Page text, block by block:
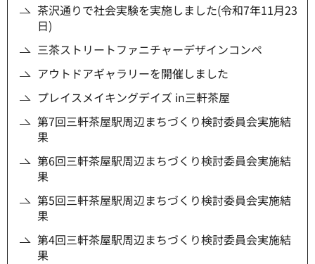
茶沢通りで社会実験を実施しました(令和7年11月23
日)
三茶ストリートファニチャーデザインコンペ
アウトドアギャラリーを開催しました
プレイスメイキングデイズ in三軒茶屋
第7回三軒茶屋駅周辺まちづくり検討委員会実施結
果
第6回三軒茶屋駅周辺まちづくり検討委員会実施結
果
第5回三軒茶屋駅周辺まちづくり検討委員会実施結
果
第4回三軒茶屋駅周辺まちづくり検討委員会実施結
果